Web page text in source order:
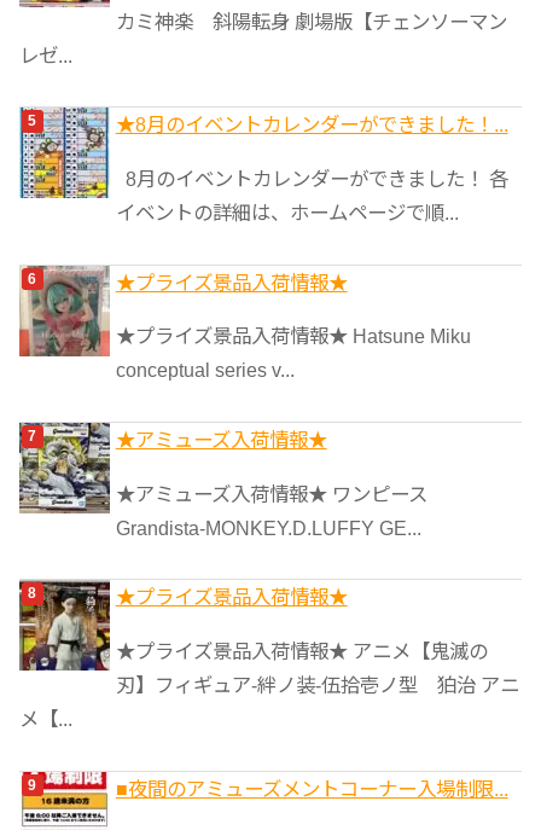
カミ神楽 斜陽転身 劇場版【チェンソーマン
レゼ...
★8月のイベントカレンダーができました！...
8月のイベントカレンダーができました！ 各
イベントの詳細は、ホームページで順...
★プライズ景品入荷情報★
★プライズ景品入荷情報★ Hatsune Miku
conceptual series v...
★アミューズ入荷情報★
★アミューズ入荷情報★ ワンピース
Grandista-MONKEY.D.LUFFY GE...
★プライズ景品入荷情報★
★プライズ景品入荷情報★ アニメ【鬼滅の
刃】フィギュア-絆ノ装-伍拾壱ノ型 狛治 アニ
メ【...
■夜間のアミューズメントコーナー入場制限...